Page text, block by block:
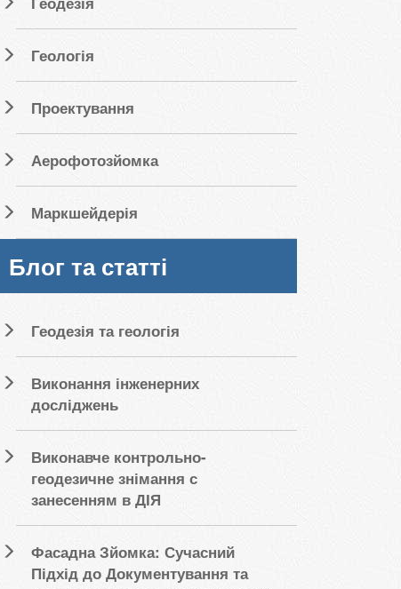
Геологія
Проектування
Аерофотозйомка
Маркшейдерія
Блог та статті
Геодезія та геологія
Виконання інженерних
досліджень
Виконавче контрольно-
геодезичне знімання с
занесенням в ДІЯ
Фасадна Зйомка: Сучасний
Підхід до Документування та